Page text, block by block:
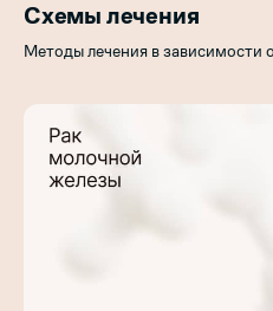
Схемы лечения
Методы лечения в зависимости